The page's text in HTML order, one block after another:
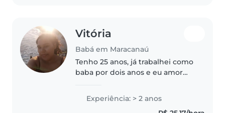
Vitória
Babá em Maracanaú
Tenho 25 anos, já trabalhei como
baba por dois anos e eu amor
tenho disponibilidade para estar
Experiência: > 2 anos